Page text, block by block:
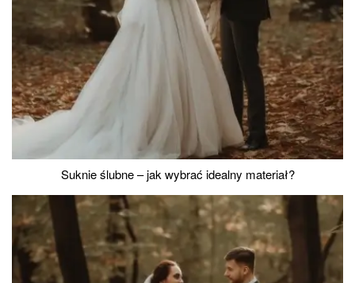
Suknie ślubne – jak wybrać idealny materiał?